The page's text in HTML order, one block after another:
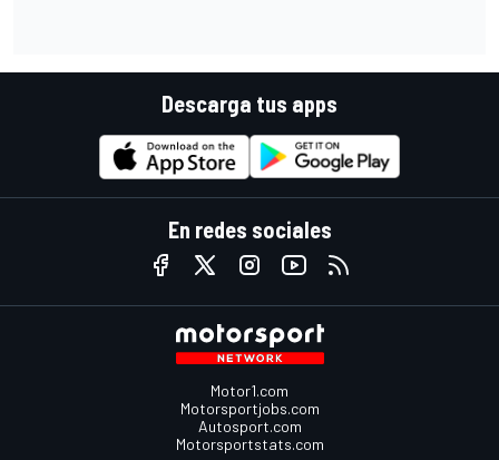
Descarga tus apps
En redes sociales
Motor1.com
Motorsportjobs.com
Autosport.com
Motorsportstats.com